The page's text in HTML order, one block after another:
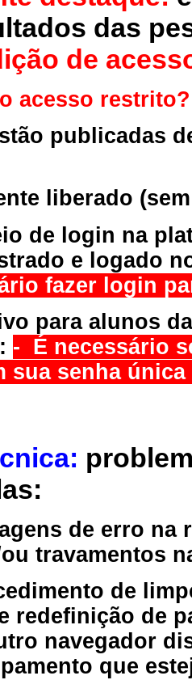
das
de
acesso restrito?
publicadas
liberado
de login na
e logado
fazer login
para alunos
- É necessário
sua senha
de erro
travamentos
de
redefinição de
navegador
que